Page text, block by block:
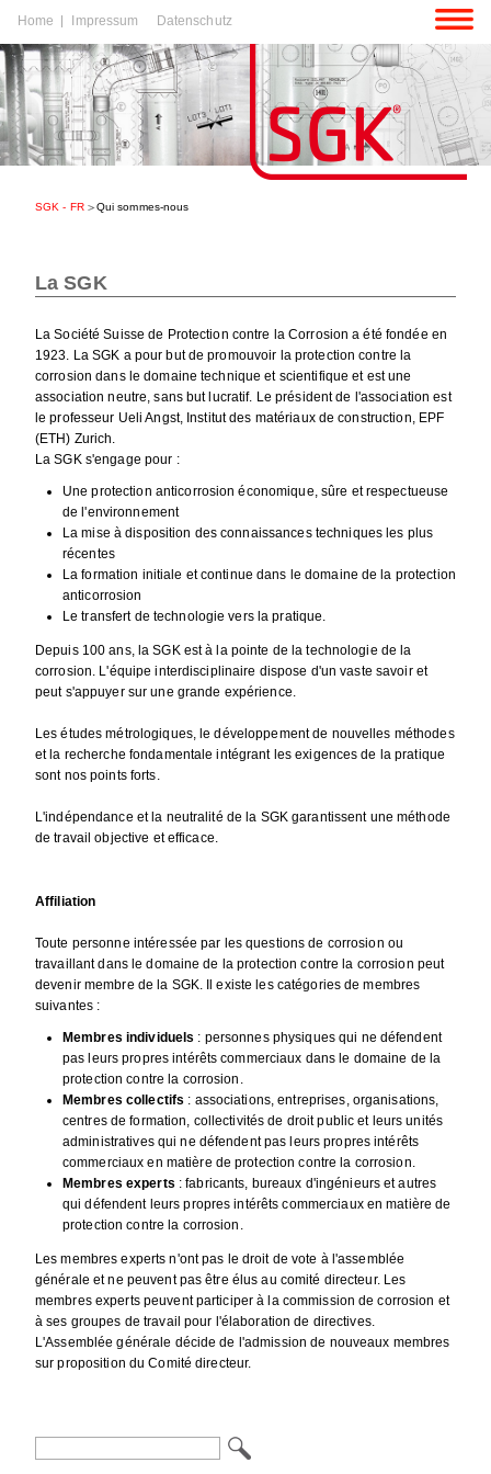
Aller
contenu
Home Impressum Datenschutz
SGK - FR Qui sommes-nous
La SGK
La Société Suisse de Protection contre la Corrosion a été fondée en
1923. La SGK a pour but de promouvoir la protection contre la
corrosion dans le domaine technique et scientifique et est une
association neutre, sans but lucratif. Le président de l'association est
le professeur Ueli Angst, Institut des matériaux de construction, EPF
(ETH) Zurich.
La SGK s'engage pour :
Une protection anticorrosion économique, sûre et respectueuse
de l'environnement
La mise à disposition des connaissances techniques les plus
récentes
La formation initiale et continue dans le domaine de la protection
anticorrosion
Le transfert de technologie vers la pratique.
Depuis 100 ans, la SGK est à la pointe de la technologie de la
corrosion. L'équipe interdisciplinaire dispose d'un vaste savoir et
peut s'appuyer sur une grande expérience.
Les études métrologiques, le développement de nouvelles méthodes
et la recherche fondamentale intégrant les exigences de la pratique
sont nos points forts.
L'indépendance et la neutralité de la SGK garantissent une méthode
de travail objective et efficace.
Affiliation
Toute personne intéressée par les questions de corrosion ou
travaillant dans le domaine de la protection contre la corrosion peut
devenir membre de la SGK. Il existe les catégories de membres
suivantes :
Membres individuels : personnes physiques qui ne défendent
pas leurs propres intérêts commerciaux dans le domaine de la
protection contre la corrosion.
Membres collectifs : associations, entreprises, organisations,
centres de formation, collectivités de droit public et leurs unités
administratives qui ne défendent pas leurs propres intérêts
commerciaux en matière de protection contre la corrosion.
Membres experts : fabricants, bureaux d'ingénieurs et autres
qui défendent leurs propres intérêts commerciaux en matière de
protection contre la corrosion.
Les membres experts n'ont pas le droit de vote à l'assemblée
générale et ne peuvent pas être élus au comité directeur. Les
membres experts peuvent participer à la commission de corrosion et
à ses groupes de travail pour l'élaboration de directives.
L'Assemblée générale décide de l'admission de nouveaux membres
sur proposition du Comité directeur.
Mots-